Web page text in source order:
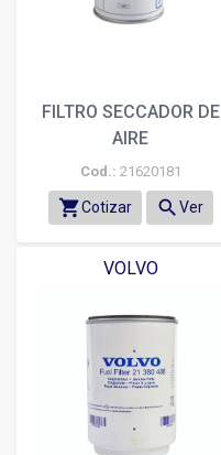
FILTRO SECCADOR DE
AIRE
Cod.: 21620181
shopping_cartCotizar search Ver
VOLVO